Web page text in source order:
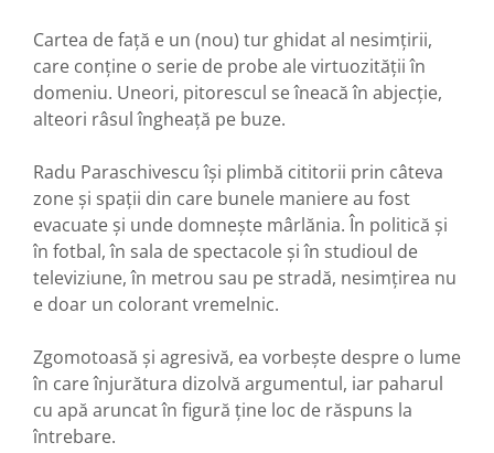
Cartea de față e un (nou) tur ghidat al nesimțirii,
care conține o serie de probe ale virtuozității în
domeniu. Uneori, pitorescul se îneacă în abjecție,
alteori râsul îngheață pe buze.
Radu Paraschivescu își plimbă cititorii prin câteva
zone și spații din care bunele maniere au fost
evacuate și unde domnește mârlănia. În politică și
în fotbal, în sala de spectacole și în studioul de
televiziune, în metrou sau pe stradă, nesimțirea nu
e doar un colorant vremelnic.
Zgomotoasă și agresivă, ea vorbește despre o lume
în care înjurătura dizolvă argumentul, iar paharul
cu apă aruncat în figură ține loc de răspuns la
întrebare.